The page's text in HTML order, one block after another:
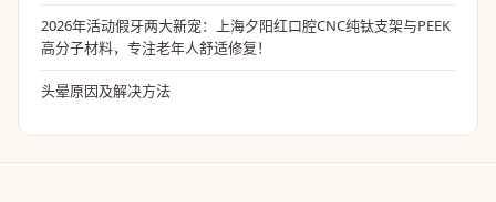
2026年活动假牙两大新宠：上海夕阳红口腔CNC纯钛支架与PEEK
高分子材料，专注老年人舒适修复！
头晕原因及解决方法